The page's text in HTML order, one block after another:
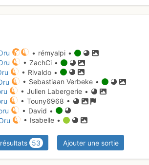
• rémyalpi •
• ZachCi •
• Rivaldo •
• Sebastiaan Verbeke •
• Julien Labergerie •
• Touny6968 •
• David •
• Isabelle •
53 Ajouter une sortie